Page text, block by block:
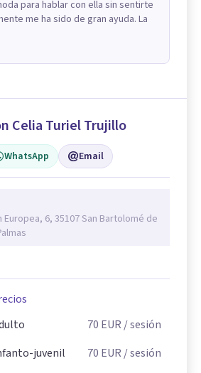
para hablar con ella sin sentirte
me ha sido de gran ayuda. La
Celia Turiel Trujillo
WhatsApp Email
Europea, 6, 35107 San Bartolomé de
70 EUR / sesión
juvenil
70 EUR / sesión